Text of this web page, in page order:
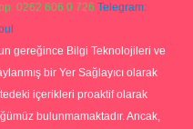
0262 606 0 726 Telegram:
gereğince Bilgi Teknolojileri ve
bir Yer Sağlayıcı olarak
içerikleri proaktif olarak
bulunmamaktadır. Ancak,